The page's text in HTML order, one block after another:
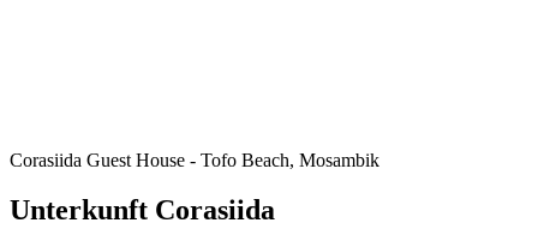
Corasiida Guest House - Tofo Beach, Mosambik
Unterkunft Corasiida